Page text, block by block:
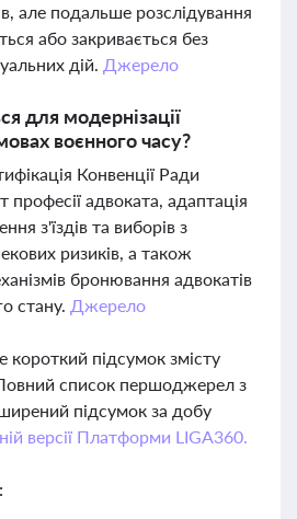
але подальше розслідування
або закривається без
дій. Джерело
для модернізації
воєнного часу?
Конвенції Ради
професії адвоката, адаптація
з'їздів та виборів з
ризиків, а також
бронювання адвокатів
стану. Джерело
підсумок змісту
список першоджерел з
підсумок за добу
версії Платформи LIGA360.